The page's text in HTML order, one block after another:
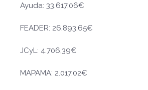
Ayuda: 33.617,06€
FEADER: 26.893,65€
JCyL: 4.706,39€
MAPAMA: 2.017,02€